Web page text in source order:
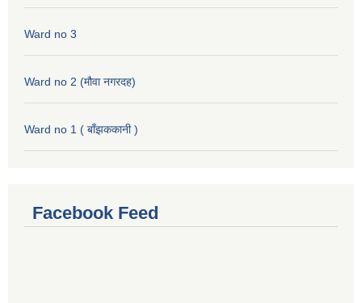
Ward no 3
Ward no 2 (मौवा नगरदह)
Ward no 1 ( बाँझककानी )
Facebook Feed